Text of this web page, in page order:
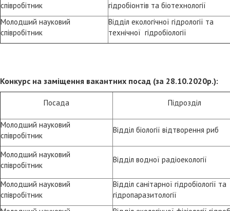
співробітник
гідробіонтів та біотехнології
Молодший науковий
співробітник
Відділ екологічної гідрології та
технічної гідробіології
Конкурс на заміщення вакантних посад (за 28.10.2020р.):
Посада Підрозділ
Молодший науковий
співробітник
Відділ біології відтворення риб
Молодший науковий
співробітник
Відділ водної радіоекології
Молодший науковий
співробітник
Відділ санітарної гідробіології та
гідропаразитології